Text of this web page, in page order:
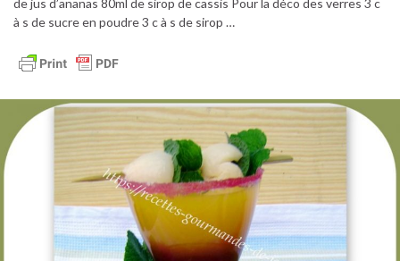
à s de sucre en poudre 3 c à s de sirop …